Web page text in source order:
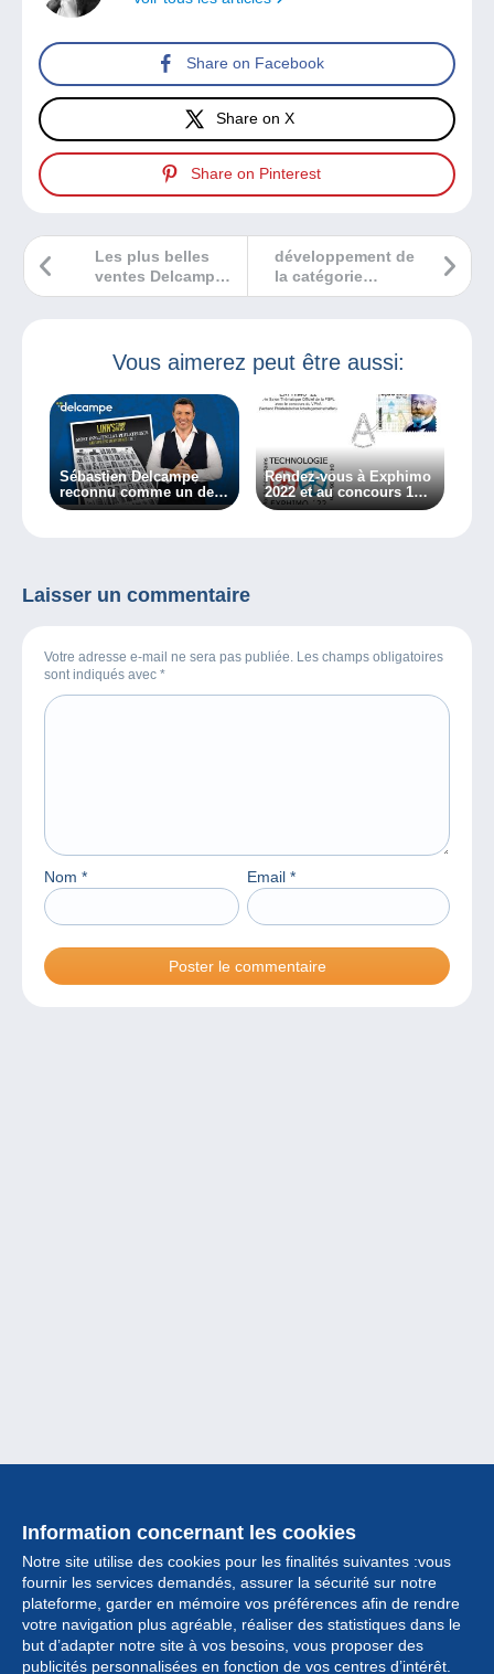
Share on Facebook
Share on X
Share on Pinterest
développement de
la catégorie
‘Cartes
Les plus belles
ventes Delcampe
novembre 2023
Vous aimerez peut être aussi:
Sébastien Delcampe
reconnu comme un des
philatélistes les plus
Rendez-vous à Exphimo
2022 et au concours 1
cadre par équipe !
Laisser un commentaire
Votre adresse e-mail ne sera pas publiée. Les champs obligatoires
sont indiqués avec *
Nom * Email *
Information concernant les cookies
Notre site utilise des cookies pour les finalités suivantes :vous
fournir les services demandés, assurer la sécurité sur notre
plateforme, garder en mémoire vos préférences afin de rendre
votre navigation plus agréable, réaliser des statistiques dans le
but d’adapter notre site à vos besoins, vous proposer des
publicités personnalisées en fonction de vos centres d’intérêt.
Collection